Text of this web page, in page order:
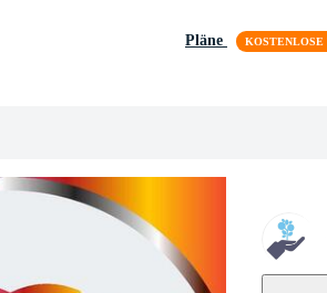
Pläne